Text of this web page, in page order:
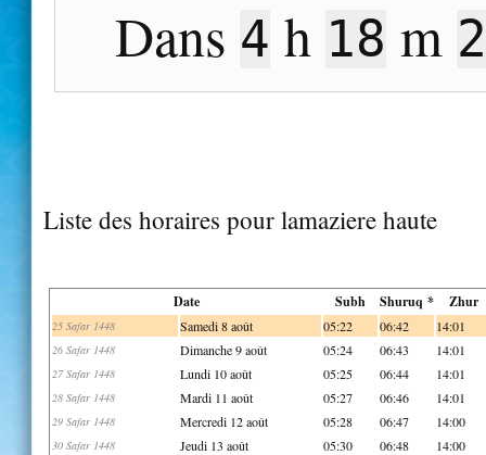
Dans 4 h 18 m
Liste des horaires pour lamaziere haute
Date Subh Shuruq * Zhur
25 Safar 1448 Samedi 8 août 05:22 06:42 14:01
26 Safar 1448 Dimanche 9 août 05:24 06:43 14:01
27 Safar 1448 Lundi 10 août 05:25 06:44 14:01
28 Safar 1448 Mardi 11 août 05:27 06:46 14:01
29 Safar 1448 Mercredi 12 août 05:28 06:47 14:00
30 Safar 1448 Jeudi 13 août 05:30 06:48 14:00